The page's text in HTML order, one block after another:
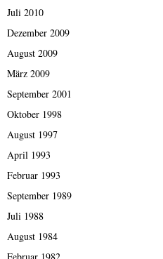
Juli 2010
Dezember 2009
August 2009
März 2009
September 2001
Oktober 1998
August 1997
April 1993
Februar 1993
September 1989
Juli 1988
August 1984